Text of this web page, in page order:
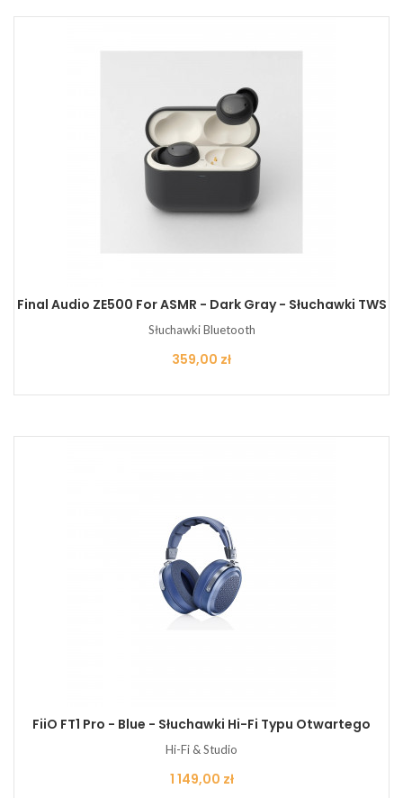
Final Audio ZE500 For ASMR - Dark Gray - Słuchawki TWS
Słuchawki Bluetooth
Cena
359,00 zł
FiiO FT1 Pro - Blue - Słuchawki Hi-Fi Typu Otwartego
Hi-Fi & Studio
Cena
1 149,00 zł